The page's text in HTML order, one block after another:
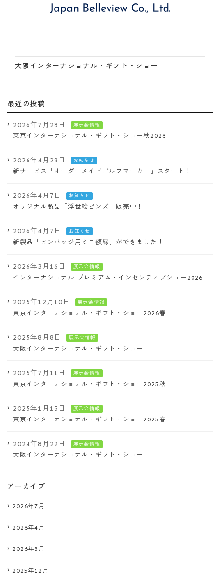
大阪インターナショナル・ギフト・ショー
最近の投稿
2026年7月28日 展示会情報
東京インターナショナル・ギフト・ショー秋2026
2026年4月28日 お知らせ
新サービス「オーダーメイドゴルフマーカー」スタート！
2026年4月7日 お知らせ
オリジナル製品「浮世絵ピンズ」販売中！
2026年4月7日 お知らせ
新製品「ピンバッジ用ミニ額縁」ができました！
2026年3月16日 展示会情報
インターナショナル プレミアム・インセンティブショー2026
2025年12月10日 展示会情報
東京インターナショナル・ギフト・ショー2026春
2025年8月8日 展示会情報
大阪インターナショナル・ギフト・ショー
2025年7月11日 展示会情報
東京インターナショナル・ギフト・ショー2025秋
2025年1月15日 展示会情報
東京インターナショナル・ギフト・ショー2025春
2024年8月22日 展示会情報
大阪インターナショナル・ギフト・ショー
アーカイブ
2026年7月
2026年4月
2026年3月
2025年12月